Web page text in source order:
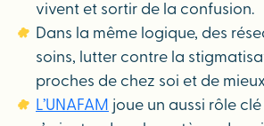
vivent et sortir de la confusion.
Dans la même logique, des
soins, lutter contre la
proches de chez soi et de
L’UNAFAM joue un aussi rôle